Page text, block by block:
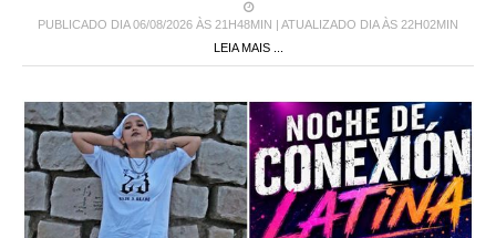
PUBLICADO DIA 06/08/2026 ÀS 21H48MIN | ATUALIZADO DIA ÀS 22H02MIN
LEIA MAIS ...